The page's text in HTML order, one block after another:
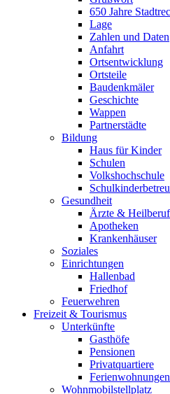
650 Jahre
Lage
Zahlen und Daten
Anfahrt
Ortsentwicklung
Ortsteile
Baudenkmäler
Geschichte
Wappen
Partnerstädte
Bildung
Haus für Kinder
Schulen
Volkshochschule
Gesundheit
Ärzte &
Apotheken
Krankenhäuser
Soziales
Einrichtungen
Hallenbad
Friedhof
Feuerwehren
Freizeit & Tourismus
Unterkünfte
Gasthöfe
Pensionen
Privatquartiere
Wohnmobilstellplatz